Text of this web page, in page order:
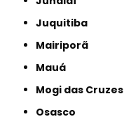
Juquitiba
Mairiporã
Mauá
Mogi das Cruzes
Osasco